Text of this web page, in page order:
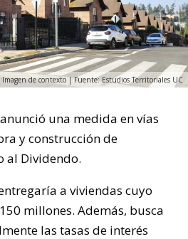
Imagen de contexto | Fuente: Estudios Territoriales UC
una medida en vías
y construcción de
al Dividendo.
a viviendas cuyo
millones. Además, busca
las tasas de interés